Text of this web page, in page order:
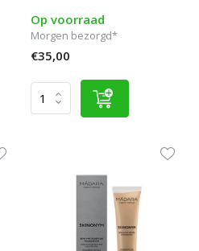
Op voorraad
Morgen bezorgd*
€35,00